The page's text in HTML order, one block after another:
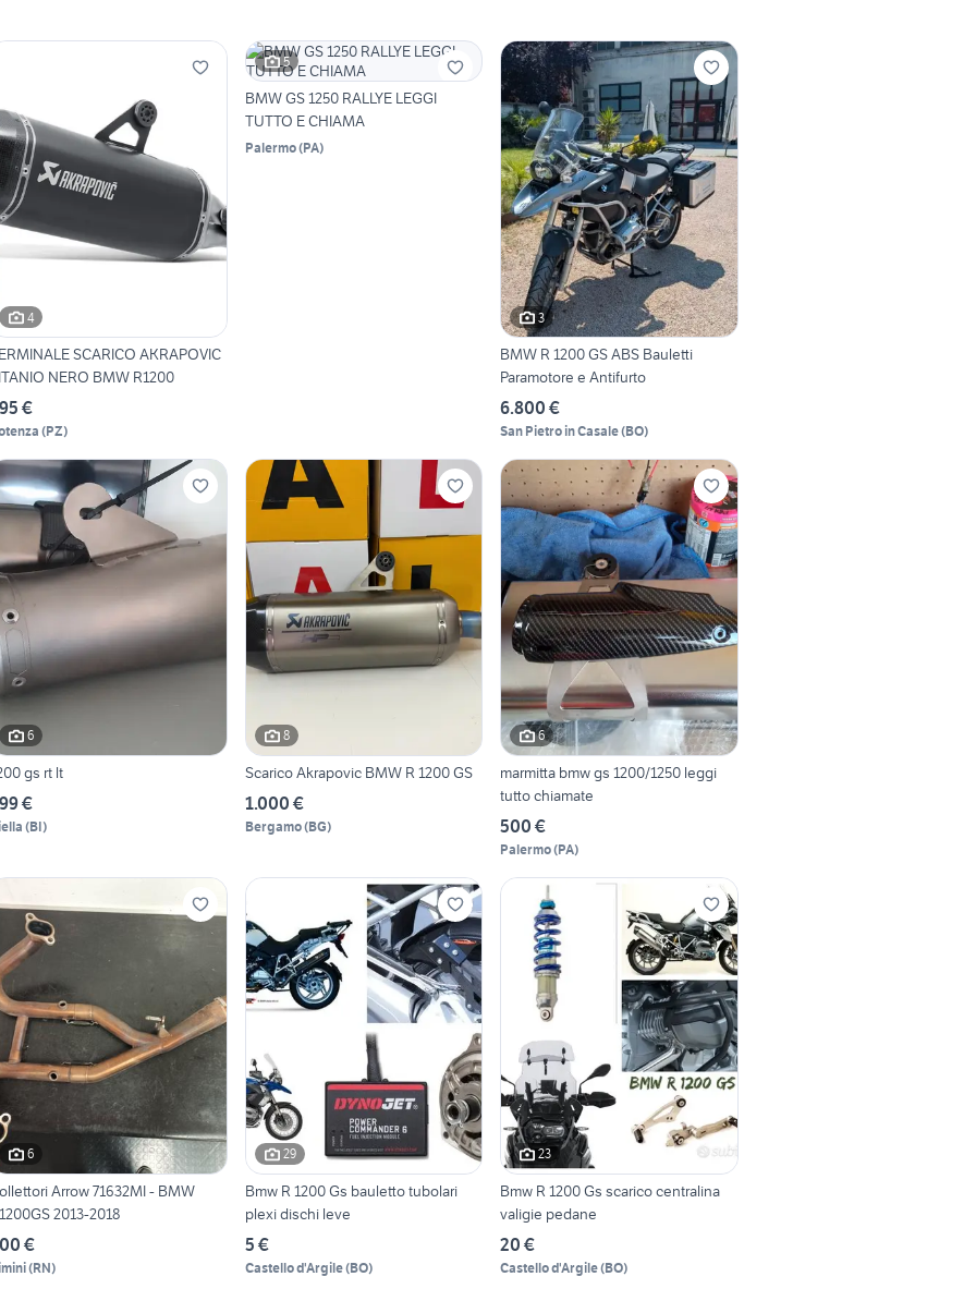
4
SCARICO AKRAPOVIC
NERO BMW R1200
€
(PZ)
5
BMW GS 1250 RALLYE LEGGI
TUTTO E CHIAMA
Palermo(PA)
3
BMW R 1200 GS ABS Bauletti
Paramotore e Antifurto
6.800 €
San Pietro in Casale(BO)
6
gs rt lt
€
(BI)
8
Scarico Akrapovic BMW R 1200 GS
1.000 €
Bergamo(BG)
6
marmitta bmw gs 1200/1250 leggi
tutto chiamate
500 €
Palermo(PA)
6
Arrow 71632MI - BMW
2013-2018
€
(RN)
29
Bmw R 1200 Gs bauletto tubolari
plexi dischi leve
5 €
Castello d'Argile(BO)
23
Bmw R 1200 Gs scarico centralina
valigie pedane
20 €
Castello d'Argile(BO)